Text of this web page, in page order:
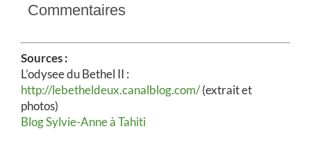
Commentaires
Sources :
L’odysee du Bethel II :
http://lebetheldeux.canalblog.com/(extrait et
photos)
Blog Sylvie-Anne à Tahiti